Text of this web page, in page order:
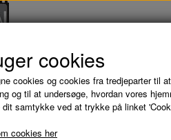
tilbud MINIONS
cookies
cookies og cookies fra tredjeparter til
og til at undersøge, hvordan vores
dit samtykke ved at trykke på linket
cookies her